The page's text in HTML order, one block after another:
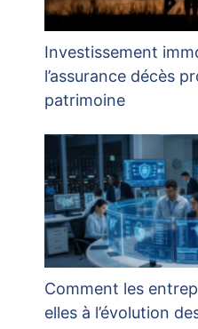
Investissement
l’assurance décès
patrimoine
Comment les
elles à l’évolution